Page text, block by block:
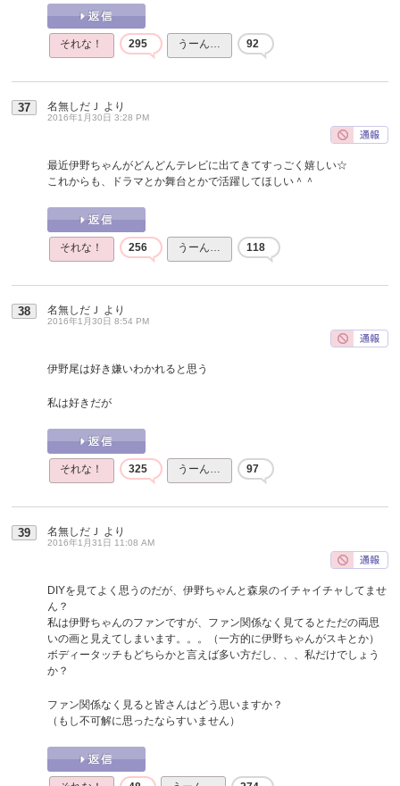
それな！ 295 うーん… 92
37 名無しだＪ より
2016年1月30日 3:28 PM
最近伊野ちゃんがどんどんテレビに出てきてすっごく嬉しい☆
これからも、ドラマとか舞台とかで活躍してほしい＾＾
それな！ 256 うーん… 118
38 名無しだＪ より
2016年1月30日 8:54 PM
伊野尾は好き嫌いわかれると思う
私は好きだが
それな！ 325 うーん… 97
39 名無しだＪ より
2016年1月31日 11:08 AM
DIYを見てよく思うのだが、伊野ちゃんと森泉のイチャイチャしてませ
ん？
私は伊野ちゃんのファンですが、ファン関係なく見てるとただの両思
いの画と見えてしまいます。。。（一方的に伊野ちゃんがスキとか）
ボディータッチもどちらかと言えば多い方だし、、、私だけでしょう
か？
ファン関係なく見ると皆さんはどう思いますか？
（もし不可解に思ったならすいません）